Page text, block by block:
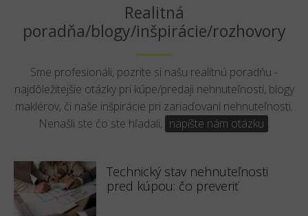
Realitná
poradňa/blogy/inšpirácie/rozhovory
Sme profesionáli, pozrite si našu realitnú poradňu -
najdôležitejšie otázky pri kúpe/predaji nehnuteľnosti, blogy
maklérov, či naše inšpirácie pri zariaďovaní nehnuteľnosti.
Nenašli ste čo ste hľadali, napíšte nám otázku .
Technický stav nehnuteľnosti
pred kúpou: čo preveriť